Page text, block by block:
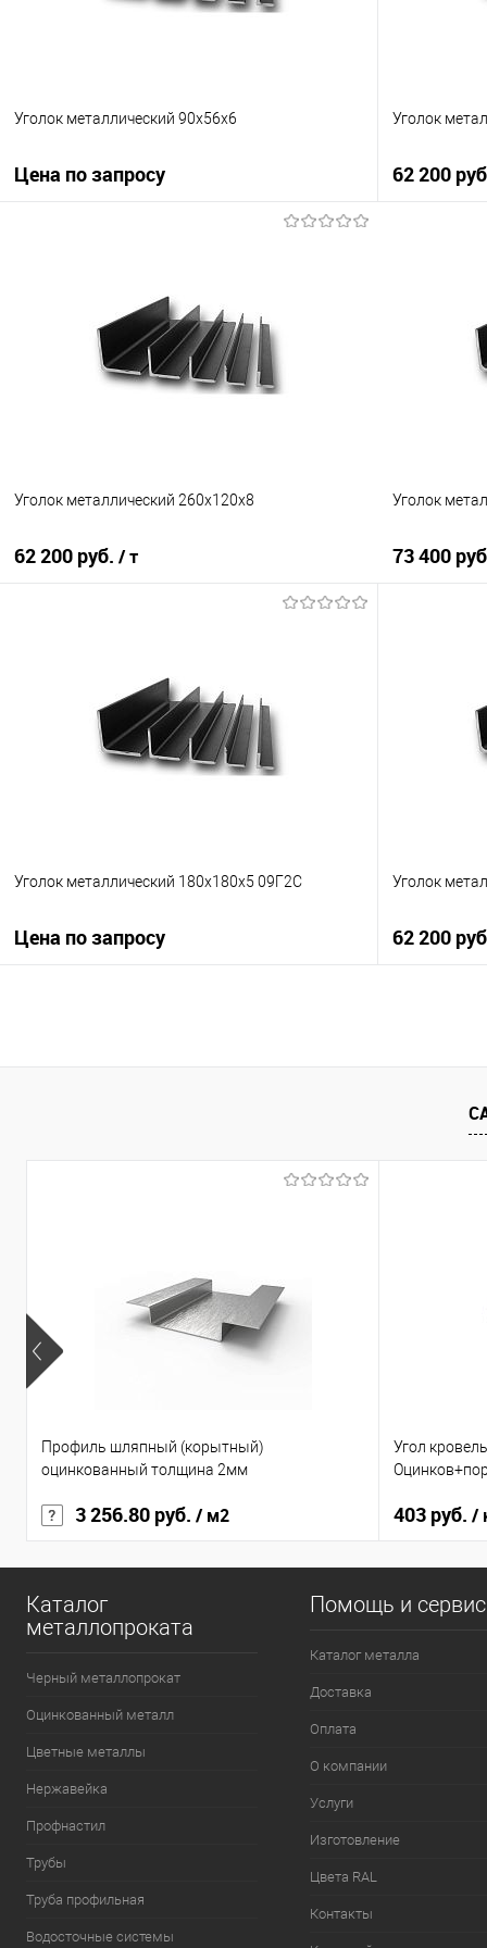
Уголок металлический 90х56х6
Цена по запросу
Купить в 1 клик
Сравнение
В избранное
Под заказ
Уголок
62 200
Купить в
В
Уголок металлический 260х120х8
62 200 руб. / т
Купить в 1 клик
Сравнение
В избранное
Под заказ
Уголок
73 400
Купить в
В
Уголок металлический 180х180х5 09Г2С
Цена по запросу
Уголок
62 200
В
Профиль шляпный (корытный)
оцинкованный толщина 2мм
3 256.80 руб. / м2
Угол
403 руб. /
Каталог
металлопроката
Черный металлопрокат
Оцинкованный металл
Цветные металлы
Нержавейка
Профнастил
Трубы
Труба профильная
Водосточные системы
Помощь и
Каталог металла
Доставка
Оплата
О компании
Услуги
Изготовление
Цвета RAL
Контакты